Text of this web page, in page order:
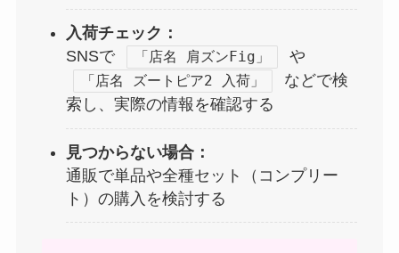
入荷チェック：
SNSで
「店名 肩ズンFig」 や
「店名 ズートピア2 入荷」
などで検
索し、実際の情報を確認する
見つからない場合：
通販で単品や全種セット（コンプリー
ト）の購入を検討する